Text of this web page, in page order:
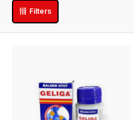
Filters